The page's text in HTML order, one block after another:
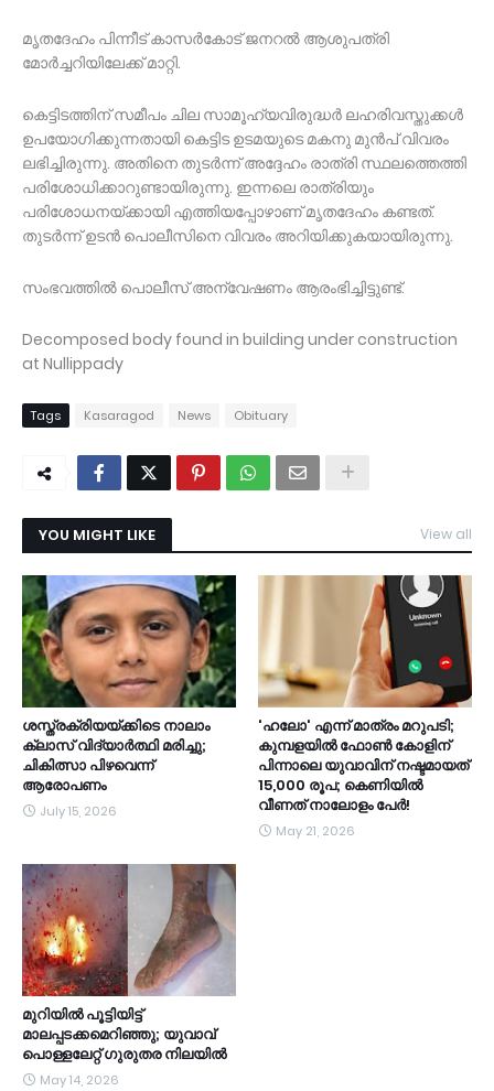
മൃതദേഹം പിന്നീട് കാസര്‍കോട് ജനറല്‍ ആശുപത്രി
മോര്‍ച്ചറിയിലേക്ക് മാറ്റി.
കെട്ടിടത്തിന് സമീപം ചില സാമൂഹ്യവിരുദ്ധര്‍ ലഹരിവസ്തുക്കള്‍
ഉപയോഗിക്കുന്നതായി കെട്ടിട ഉടമയുടെ മകനു മുന്‍പ് വിവരം
ലഭിച്ചിരുന്നു. അതിനെ തുടര്‍ന്ന് അദ്ദേഹം രാത്രി സ്ഥലത്തെത്തി
പരിശോധിക്കാറുണ്ടായിരുന്നു. ഇന്നലെ രാത്രിയും
പരിശോധനയ്ക്കായി എത്തിയപ്പോഴാണ് മൃതദേഹം കണ്ടത്.
തുടര്‍ന്ന് ഉടന്‍ പൊലീസിനെ വിവരം അറിയിക്കുകയായിരുന്നു.
സംഭവത്തില്‍ പൊലീസ് അന്വേഷണം ആരംഭിച്ചിട്ടുണ്ട്.
Decomposed body found in building under construction
at Nullippady
Tags Kasaragod News Obituary
YOU MIGHT LIKE View all
ശസ്ത്രക്രിയയ്ക്കിടെ നാലാം
ക്ലാസ് വിദ്യാർത്ഥി മരിച്ചു;
ചികിത്സാ പിഴവെന്ന്
ആരോപണം
July 15, 2026
​'ഹലോ' എന്ന് മാത്രം മറുപടി;
കുമ്പളയിൽ ഫോൺ കോളിന്
പിന്നാലെ യുവാവിന് നഷ്ടമായത്
15,000 രൂപ; കെണിയിൽ
വീണത് നാലോളം പേർ!
May 21, 2026
മുറിയില്‍ പൂട്ടിയിട്ട്
മാലപ്പടക്കമെറിഞ്ഞു; യുവാവ്
പൊള്ളലേറ്റ് ഗുരുതര നിലയില്‍
May 14, 2026